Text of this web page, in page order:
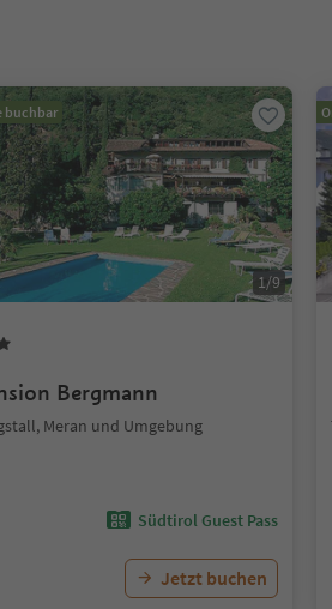
buchbar
1/9
Bergmann
Meran und Umgebung
Südtirol Guest Pass
Jetzt buchen